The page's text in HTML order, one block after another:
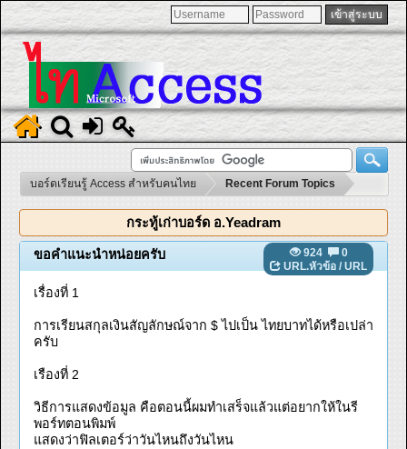
บอร์ดเรียนรู้ Access สำหรับคนไทย Recent Forum Topics
กระทู้เก่าบอร์ด อ.Yeadram
924
0
URL.หัวข้อ / URL
ขอคำแนะนำหน่อยครับ
เรื่องที่ 1
การเรียนสกุลเงินสัญลักษณ์จาก $ ไปเป็น ไทยบาทได้หรือเปล่า
ครับ
เรืองที่ 2
วิธีการแสดงข้อมูล คือตอนนี้ผมทำเสร็จแล้วแต่อยากให้ในรี
พอร์ทตอนพิมพ์
แสดงว่าฟิลเตอร์ว่าวันไหนถึงวันไหน